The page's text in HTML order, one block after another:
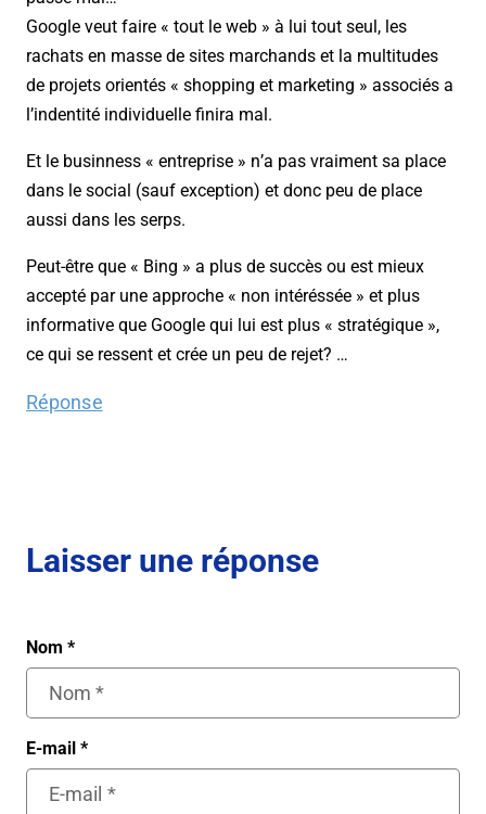
Google veut faire « tout le web » à lui tout seul, les
rachats en masse de sites marchands et la multitudes
de projets orientés « shopping et marketing » associés a
l’indentité individuelle finira mal.
Et le businness « entreprise » n’a pas vraiment sa place
dans le social (sauf exception) et donc peu de place
aussi dans les serps.
Peut-être que « Bing » a plus de succès ou est mieux
accepté par une approche « non intéréssée » et plus
informative que Google qui lui est plus « stratégique »,
ce qui se ressent et crée un peu de rejet? …
Réponse
Laisser une réponse
Nom *
E-mail *